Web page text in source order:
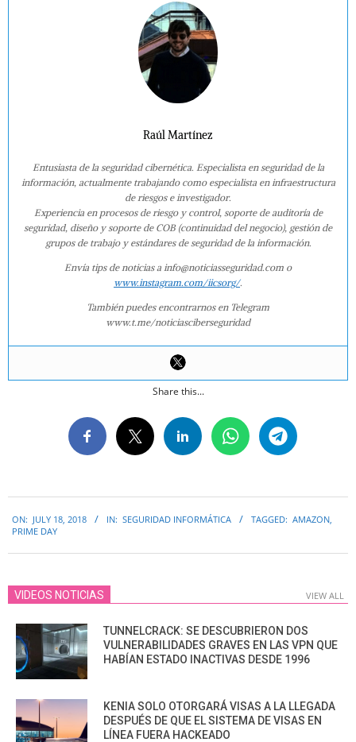
Raúl Martínez
Entusiasta de la seguridad cibernética. Especialista en seguridad de la
información, actualmente trabajando como especialista en infraestructura
de riesgos e investigador.
Experiencia en procesos de riesgo y control, soporte de auditoría de
seguridad, diseño y soporte de COB (continuidad del negocio), gestión de
grupos de trabajo y estándares de seguridad de la información.
Envía tips de noticias a info@noticiasseguridad.com o
www.instagram.com/iicsorg/.
También puedes encontrarnos en Telegram
www.t.me/noticiasciberseguridad
Share this...
07-
ON: JULY 18, 2018 IN: SEGURIDAD INFORMÁTICA TAGGED: AMAZON,
PRIME DAY
VIDEOS NOTICIAS VIEW ALL
TUNNELCRACK: SE DESCUBRIERON DOS
VULNERABILIDADES GRAVES EN LAS VPN QUE
HABÍAN ESTADO INACTIVAS DESDE 1996
KENIA SOLO OTORGARÁ VISAS A LA LLEGADA
DESPUÉS DE QUE EL SISTEMA DE VISAS EN
LÍNEA FUERA HACKEADO